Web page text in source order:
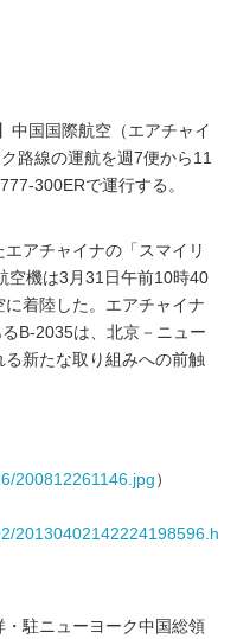
中国国際航空（エアチャイ
路線の運航を週7便から11
300ERで運行する。
アチャイナの「スマイリ
空機は3月31日午前10時40
着陸した。エアチャイナ
B-2035は、北京－ニュー
新たな取り組みへの前触
200812261146.jpg）
20130402142224198596.h
駐ニューヨーク中国総領